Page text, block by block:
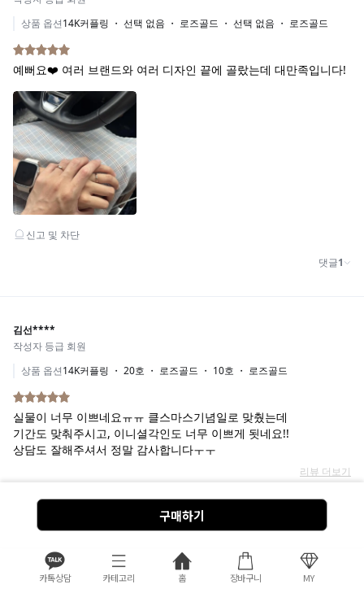
카톡상담 카테고리 홈 장바구니 MY
구매하기